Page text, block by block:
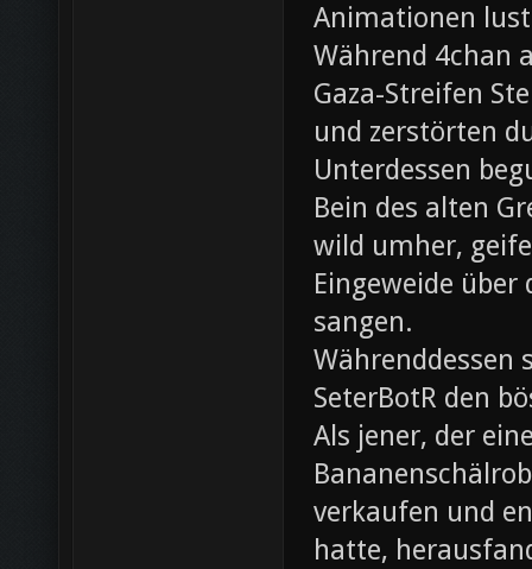
Animationen
Während 4chan
Gaza-Streifen
und zerstörten
Unterdessen
Bein des alten
wild umher,
Eingeweide
sangen.
Währenddessen
SeterBotR den
Als jener, der
verkaufen und
hatte,